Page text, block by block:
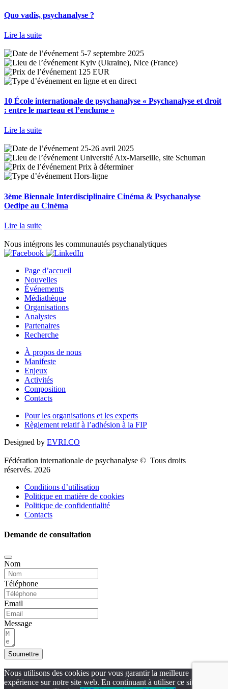
Quo vadis, psychanalyse ?
Lire la suite
5-7 septembre 2025
Kyiv (Ukraine), Nice (France)
125 EUR
en ligne et en direct
10 École internationale de psychanalyse « Psychanalyse et droit
: entre le marteau et l’enclume »
Lire la suite
25-26 avril 2025
Université Aix-Marseille, site Schuman
Prix à déterminer
Hors-ligne
3ème Biennale Interdisciplinaire Cinéma & Psychanalyse
Oedipe au Cinéma
Lire la suite
Nous intégrons les communautés psychanalytiques
Page d’accueil
Nouvelles
Événements
Médiathèque
Organisations
Analystes
Partenaires
Recherche
À propos de nous
Manifeste
Enjeux
Activités
Composition
Contacts
Pour les organisations et les experts
Règlement relatif à l’adhésion à la FIP
Designed by EVRI.CO
Fédération internationale de psychanalyse © Tous droits
réservés. 2026
Conditions d’utilisation
Politique en matière de cookies
Politique de confidentialité
Contacts
Demande de consultation
Nom
Téléphone
Email
Message
Soumettre
Nous utilisons des cookies pour vous garantir la meilleure
expérience sur notre site web. En continuant à utiliser ce site, vous